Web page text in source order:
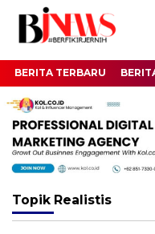
BERITA TERBARU
Topik Realistis